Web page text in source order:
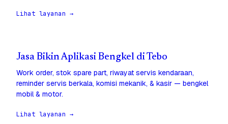
Lihat layanan →
Jasa Bikin Aplikasi Bengkel di Tebo
Work order, stok spare part, riwayat servis kendaraan,
reminder servis berkala, komisi mekanik, & kasir — bengkel
mobil & motor.
Lihat layanan →